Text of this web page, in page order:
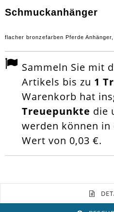
Schmuckanhänger
flacher bronzefarben Pferde
Sammeln Sie mit
Artikels bis zu 1
Warenkorb hat
Treuepunkte die
werden können in
Wert von 0,03 €.